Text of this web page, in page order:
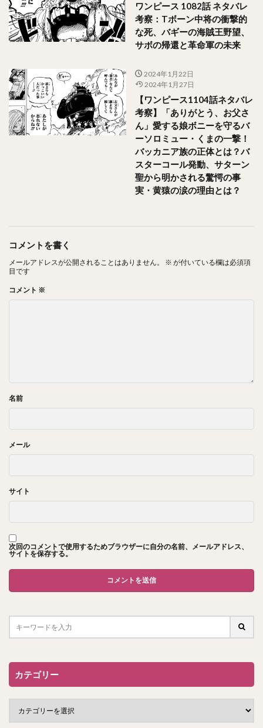
ワンピース 1082話 ネタバレ
考察：Tボーン中将の衝撃的
な死、バギーの海賊王野望、
サボの帰還と革命軍の未来
2024年1月22日
2024年1月27日
【ワンピース1104話ネタバレ
考察】「ありがとう、お父さ
ん」愛する娘ボニーを守るバ
ーソロミュー・くまの一撃！
バッカニア族の正体とは？バ
スターコール発動、サターン
聖から明かされる驚愕の事
実・黄猿の涙の理由とは？
コメントを書く
メールアドレスが公開されることはありません。 ※ が付いている欄は必須項
目です
コメント ※
名前
メール
サイト
次回のコメントで使用するためブラウザーに自分の名前、メールアドレス、
サイトを保存する。
カテゴリー